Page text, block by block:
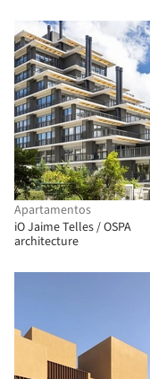
Apartamentos
iO Jaime Telles / OSPA
architecture